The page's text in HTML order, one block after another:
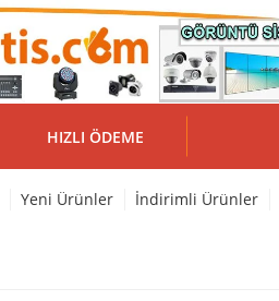
HIZLI ÖDEME
Yeni Ürünler İndirimli Ürünler